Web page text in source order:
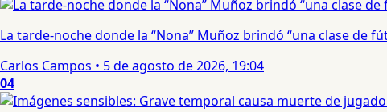
La tarde-noche donde la “Nona” Muñoz brindó “una clase de
Carlos Campos • 5 de agosto de 2026, 19:04
04